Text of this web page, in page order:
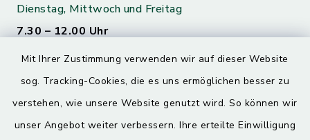
Mit Ihrer Zustimmung verwenden wir auf dieser Website
sog. Tracking-Cookies, die es uns ermöglichen besser zu
verstehen, wie unsere Website genutzt wird. So können wir
unser Angebot weiter verbessern. Ihre erteilte Einwilligung
Dienstag, Mittwoch und Freitag
7.30 – 12.00 Uhr
Donnerstag
7.30 – 12.00 Uhr
13.00 – 17.30 Uhr